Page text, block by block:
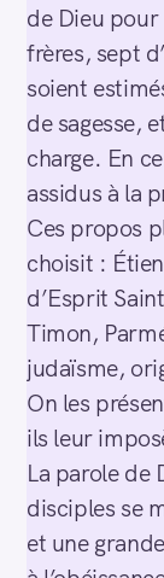
de Dieu
frères, sept
soient
de sagesse,
charge. En
assidus à la
Ces propos
choisit :
d’Esprit
Timon,
judaïsme,
On les
ils leur
La parole de
disciples se
et une
S
e
a